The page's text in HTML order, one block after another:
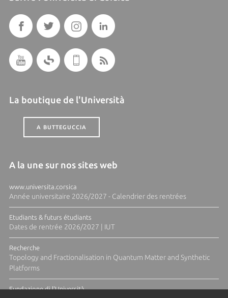
La boutique de l'Università
A BUTTEGUCCIA
A la une sur nos sites web
www.universita.corsica
Année universitaire 2026/2027 - Calendrier des rentrées
Etudiants & futurs étudiants
Dates de rentrée 2026/2027 | IUT
Recherche
Topology and Fractionalisation in Quantum Matter and Synthetic
Platforms
Fundazione di l'Università